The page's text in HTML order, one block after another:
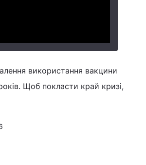
використання вакцини
Щоб покласти край кризі,